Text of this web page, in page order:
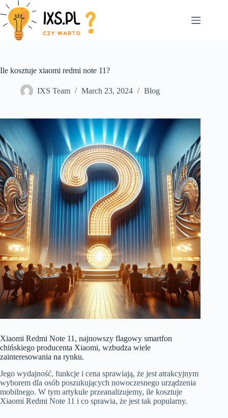
Skip
to
content
Ile kosztuje xiaomi redmi note 11?
IXS Team March 23, 2024 Blog
Xiaomi Redmi Note 11, najnowszy flagowy smartfon
chińskiego producenta Xiaomi, wzbudza wiele
zainteresowania na rynku.
Jego wydajność, funkcje i cena sprawiają, że jest atrakcyjnym
wyborem dla osób poszukujących nowoczesnego urządzenia
mobilnego. W tym artykule przeanalizujemy, ile kosztuje
Xiaomi Redmi Note 11 i co sprawia, że jest tak popularny.